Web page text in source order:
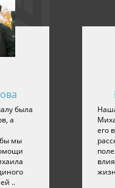
была
а
бы мы
..
его